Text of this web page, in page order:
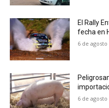
El Rally
fecha en
6 de agosto
6 de agosto